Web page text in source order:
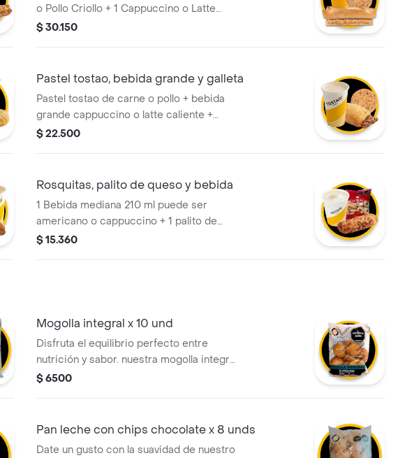
o Pollo Criollo + 1 Cappuccino o Latte
Grande Caliente 350 ml + 1 Galleta de
$ 30.150
Pastel tostao, bebida grande y galleta
Pastel tostao de carne o pollo + bebida
grande cappuccino o latte caliente +
galleta tostao de 50g de choco chips o
$ 22.500
Rosquitas, palito de queso y bebida
1 Bebida mediana 210 ml puede ser
americano o cappuccino + 1 palito de
queso mini tostao (tradicional o integral) +
$ 15.360
Mogolla integral x 10 und
Disfruta el equilibrio perfecto entre
nutrición y sabor. nuestra mogolla integral
ofrece una miga suave y un alto
ligera. el toque artesanal de tostao' listo
para compartir en casa.
$ 6500
Pan leche con chips chocolate x 8 unds
Date un gusto con la suavidad de nuestro